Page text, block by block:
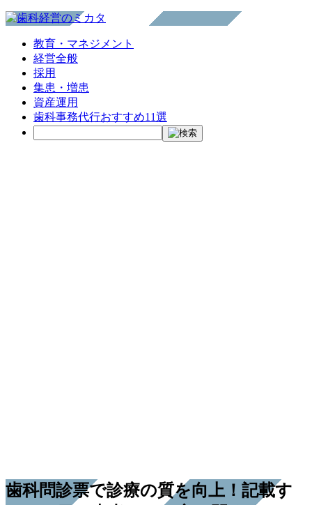
教育・マネジメント
経営全般
採用
集患・増患
資産運用
歯科事務代行おすすめ11選
歯科問診票で診療の質を向上！記載す